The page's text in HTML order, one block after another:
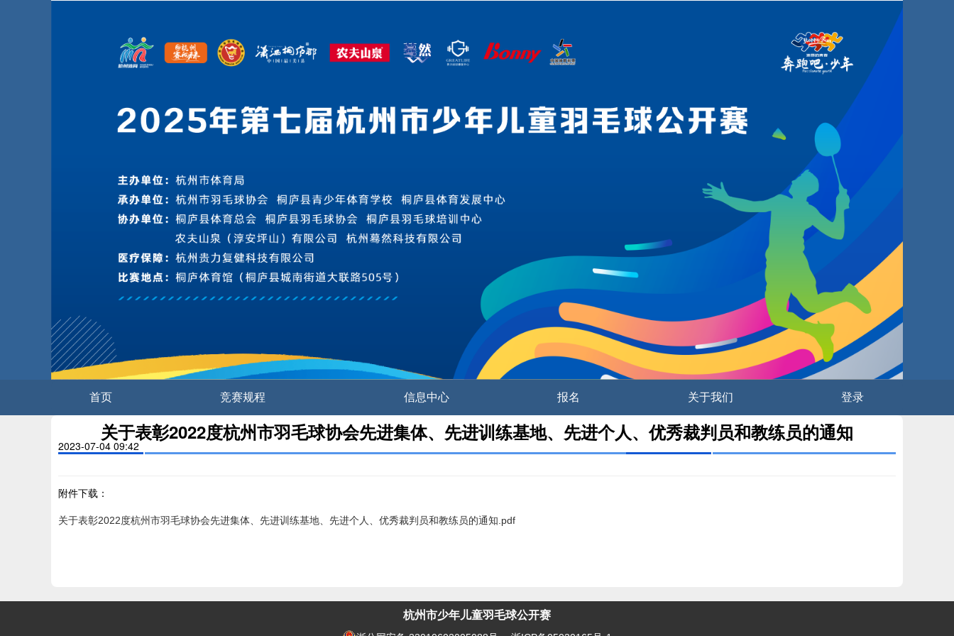
首页 竞赛规程 信息中心 报名 关于我们 登录
关于表彰2022度杭州市羽毛球协会先进集体、先进训练基地、先进个人、优秀裁判员和教练员的通知
2023-07-04 09:42
附件下载 ：
关于表彰2022度杭州市羽毛球协会先进集体、先进训练基地、先进个人、优秀裁判员和教练员的通知.pdf
杭州市少年儿童羽毛球公开赛